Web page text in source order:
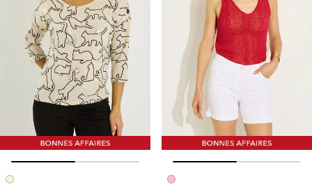
Image précédente
Image suivante
Image précédente
Image suivante